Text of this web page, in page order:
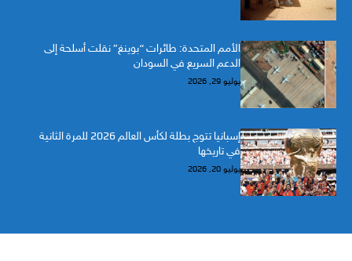
الأمم المتحدة: طائرات “بوينغ” نقلت أسلحة إلى
الدعم السريع في السودان
يوليو 29, 2026
إسبانيا تتوج بطلة لكأس العالم 2026 للمرة الثانية
في تاريخها
يوليو 20, 2026